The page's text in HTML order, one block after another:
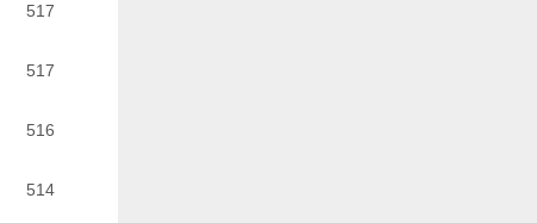
517
517
516
514